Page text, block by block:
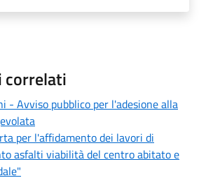
correlati
- Avviso pubblico per l'adesione alla
per l'affidamento dei lavori di
asfalti viabilità del centro abitato e